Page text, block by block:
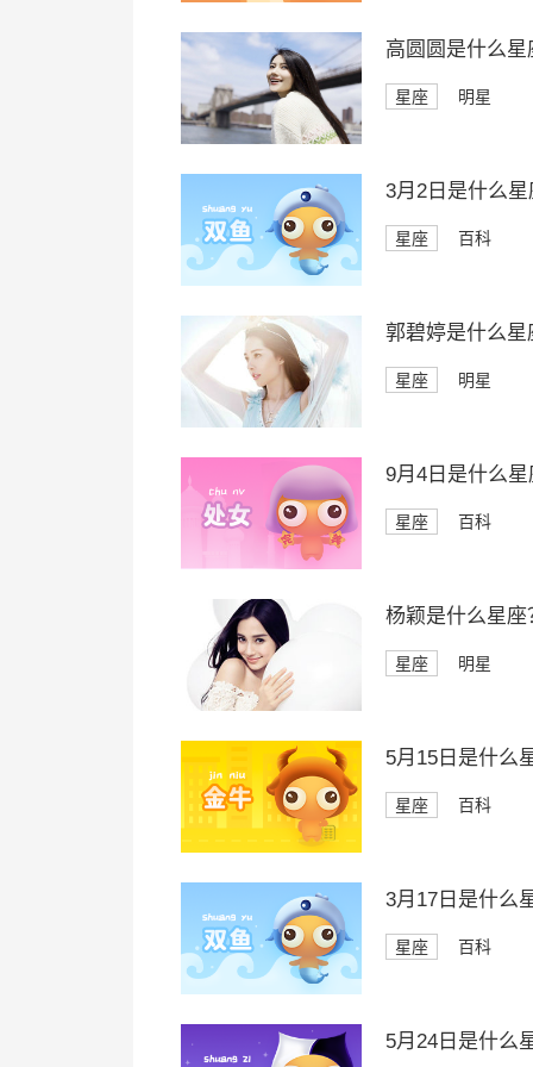
高圆圆是什么星
星座 明星
3月2日是什么星
星座 百科
郭碧婷是什么星
星座 明星
9月4日是什么星
星座 百科
杨颖是什么星座
星座 明星
5月15日是什么
星座 百科
3月17日是什么
星座 百科
5月24日是什么